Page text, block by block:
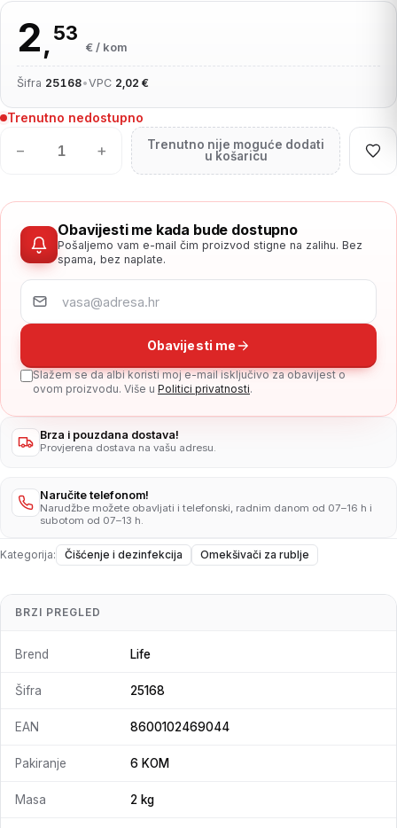
2,53
€ / kom
Šifra 25168•VPC 2,02 €
Trenutno nedostupno
− +
Trenutno nije moguće dodati
u košaricu
Obavijesti me kada bude dostupno
Pošaljemo vam e-mail čim proizvod stigne na zalihu. Bez
spama, bez naplate.
Obavijesti me
Slažem se da albi koristi moj e-mail isključivo za obavijest o
ovom proizvodu. Više u Politici privatnosti.
Brza i pouzdana dostava!
Provjerena dostava na vašu adresu.
Naručite telefonom!
Narudžbe možete obavljati i telefonski, radnim danom od 07–16 h i
subotom od 07–13 h.
Kategorija: Čišćenje i dezinfekcija Omekšivači za rublje
BRZI PREGLED
Brend Life
Šifra 25168
EAN 8600102469044
Pakiranje 6 KOM
Masa 2 kg